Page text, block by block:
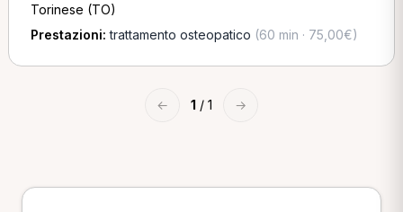
Torinese (TO)
Prestazioni:trattamento osteopatico (60 min · 75,00€)
← 1 / 1 →